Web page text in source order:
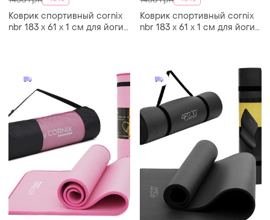
Коврик спортивный cornix
nbr 183 x 61 x 1 cм для йоги
Коврик спортивный cornix
nbr 183 x 61 x 1 cм для йоги